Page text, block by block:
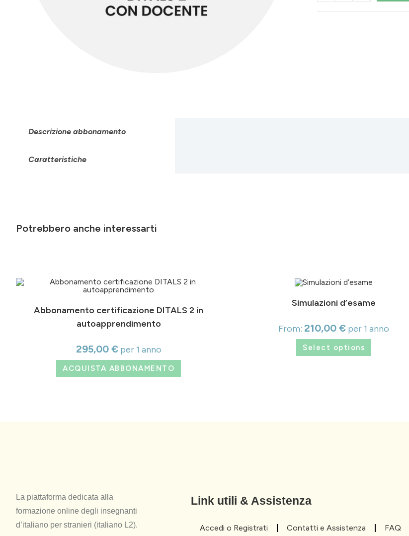
Descrizione abbonamento
Caratteristiche
Potrebbero anche interessarti
Abbonamento certificazione DITALS 2 in
autoapprendimento
295,00 € per 1 anno
ACQUISTA ABBONAMENTO
Simulazioni d’esame
From:210,00€ per 1 anno
Select options
La piattaforma dedicata alla
formazione online degli insegnanti
d’italiano per stranieri (italiano L2).
Link utili & Assistenza
Accedi o Registrati Contatti e Assistenza FAQ